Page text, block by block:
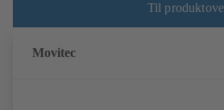
Til
Movitec